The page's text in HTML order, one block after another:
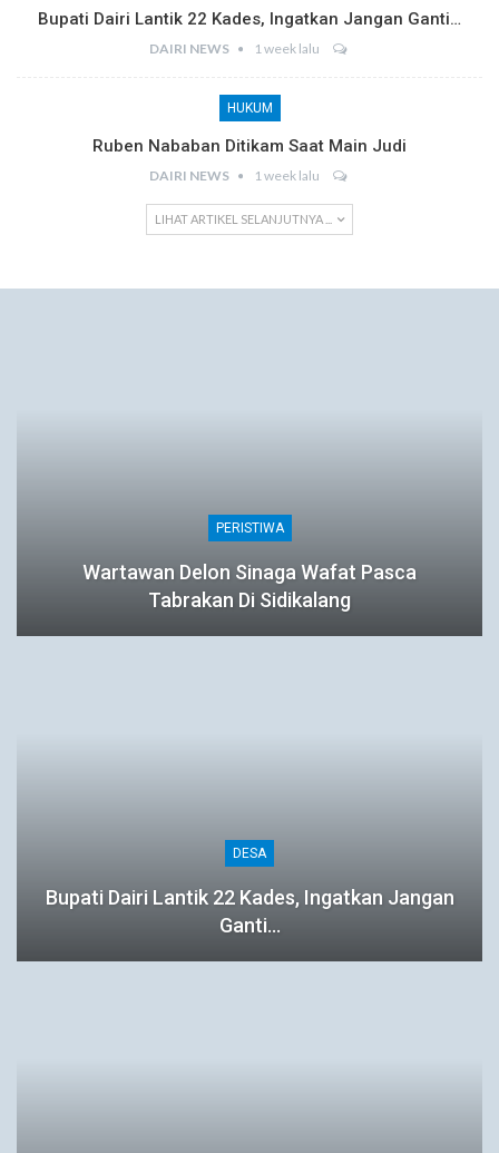
Bupati Dairi Lantik 22 Kades, Ingatkan Jangan Ganti…
DAIRI NEWS 1 week lalu
HUKUM
Ruben Nababan Ditikam Saat Main Judi
DAIRI NEWS 1 week lalu
LIHAT ARTIKEL SELANJUTNYA ...
PERISTIWA
Wartawan Delon Sinaga Wafat Pasca
Tabrakan Di Sidikalang
DESA
Bupati Dairi Lantik 22 Kades, Ingatkan Jangan
Ganti…